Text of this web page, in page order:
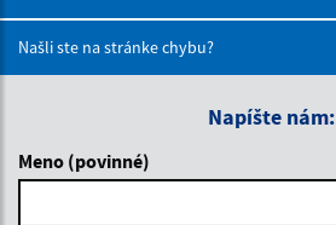
Našli ste na stránke chybu?
Napíšte nám:
Meno (povinné)